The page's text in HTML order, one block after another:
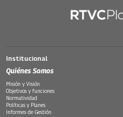
Institucional
Quiénes Somos
Misión y Visión
Objetivos y funciones
Normatividad
Políticas y Planes
Informes de Gestión